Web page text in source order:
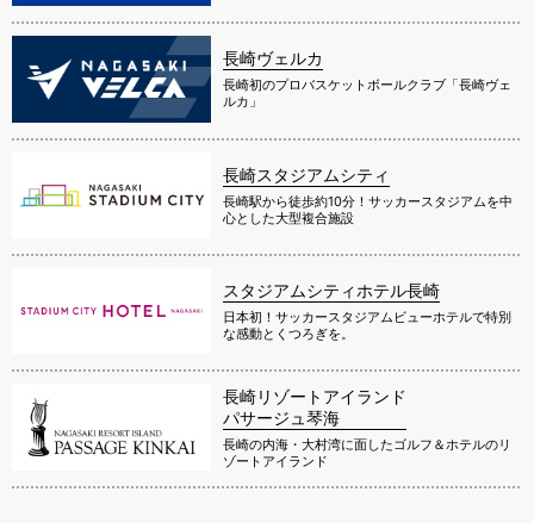
長崎ヴェルカ
長崎初のプロバスケットボールクラブ「長崎ヴェ
ルカ」
長崎スタジアムシティ
長崎駅から徒歩約10分！サッカースタジアムを中
心とした大型複合施設
スタジアムシティホテル長崎
日本初！サッカースタジアムビューホテルで特別
な感動とくつろぎを。
長崎リゾートアイランド
パサージュ琴海
長崎の内海・大村湾に面したゴルフ＆ホテルのリ
ゾートアイランド